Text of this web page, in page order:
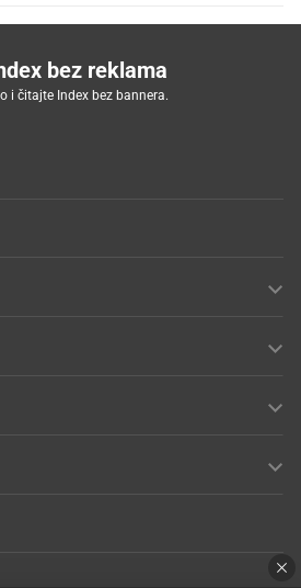
bez reklama
i čitajte Index bez bannera.